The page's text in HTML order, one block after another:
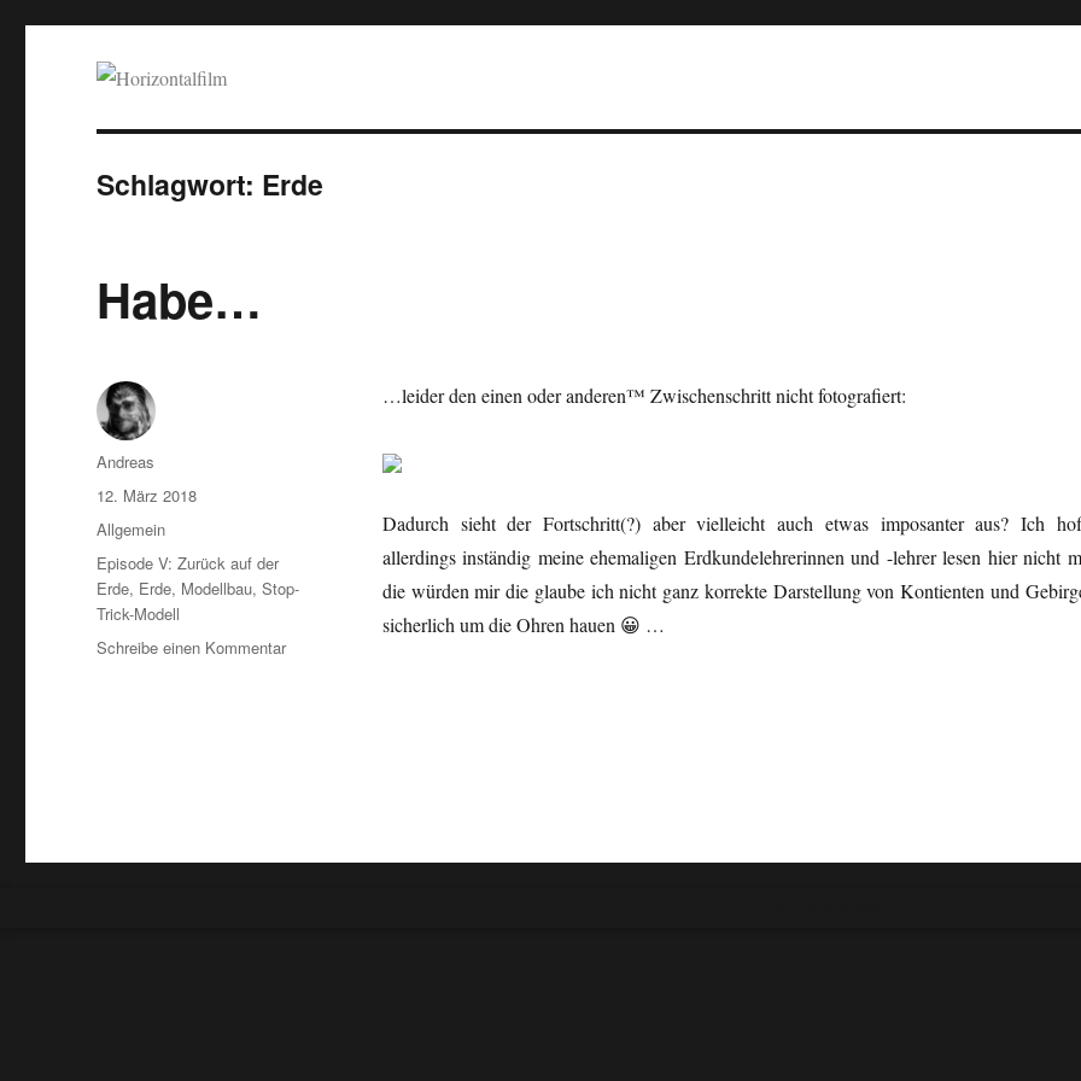
Schlagwort: Erde
Habe…
…leider den einen oder anderen™ Zwischenschritt nicht fotografiert:
Dadurch sieht der Fortschritt(?) aber vielleicht auch etwas imposanter aus? Ich
allerdings inständig meine ehemaligen Erdkundelehrerinnen und -lehrer lesen hier nicht
die würden mir die glaube ich nicht ganz korrekte Darstellung von Kontienten und
sicherlich um die Ohren hauen 😀 …
Autor
Andreas
Veröffentlicht
am
12. März 2018
Kategorien
Allgemein
Schlagwörter
Episode V: Zurück auf der
Erde, Erde, Modellbau,Stop-
Trick-Modell
Schreibe einen Kommentarzu